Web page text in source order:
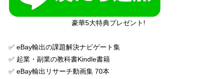
豪華5大特典プレゼント!
✅ eBay輸出の課題解決ナビゲート集
✅ 起業・副業の教科書Kindle書籍
✅ eBay輸出リサーチ動画集 70本